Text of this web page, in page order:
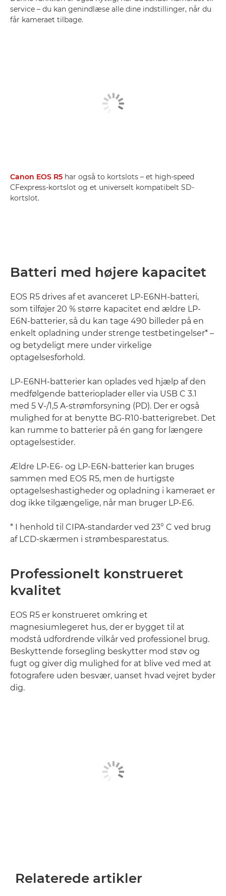
service – du kan genindlæse alle dine indstillinger, når du
får kameraet tilbage.
Canon EOS R5 har også to kortslots – et high-speed
CFexpress-kortslot og et universelt kompatibelt SD-
kortslot.
Batteri med højere kapacitet
EOS R5 drives af et avanceret LP-E6NH-batteri,
som tilføjer 20 % større kapacitet end ældre LP-
E6N-batterier, så du kan tage 490 billeder på en
enkelt opladning under strenge testbetingelser* –
og betydeligt mere under virkelige
optagelsesforhold.
LP-E6NH-batterier kan oplades ved hjælp af den
medfølgende batterioplader eller via USB C 3.1
med 5 V-/1,5 A-strømforsyning (PD). Der er også
mulighed for at benytte BG-R10-batterigrebet. Det
kan rumme to batterier på én gang for længere
optagelsestider.
Ældre LP-E6- og LP-E6N-batterier kan bruges
sammen med EOS R5, men de hurtigste
optagelseshastigheder og opladning i kameraet er
dog ikke tilgængelige, når man bruger LP-E6.
* I henhold til CIPA-standarder ved 23° C ved brug
af LCD-skærmen i strømbesparestatus.
Professionelt konstrueret
kvalitet
EOS R5 er konstrueret omkring et
magnesiumlegeret hus, der er bygget til at
modstå udfordrende vilkår ved professionel brug.
Beskyttende forsegling beskytter mod støv og
fugt og giver dig mulighed for at blive ved med at
fotografere uden besvær, uanset hvad vejret byder
dig.
Relaterede artikler